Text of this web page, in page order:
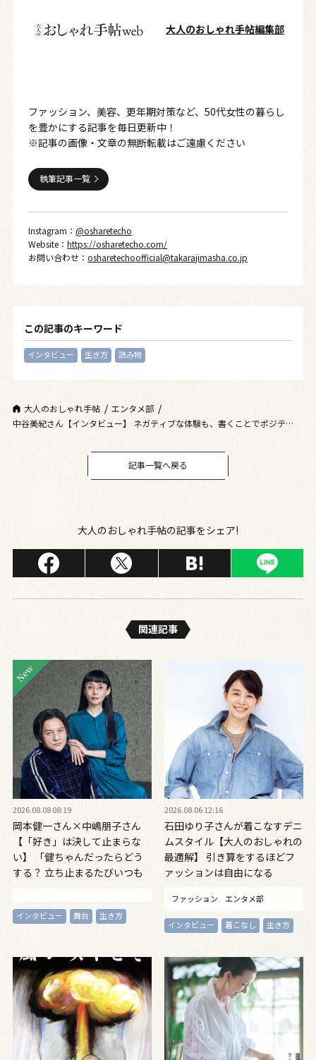
大人のおしゃれ手帖編集部
ファッション、美容、更年期対策など、50代女性の暮らし
を豊かにする記事を毎日更新中！
※記事の画像・文章の無断転載はご遠慮ください
執筆記事一覧
Instagram：@osharetecho
Website：https://osharetecho.com/
お問い合わせ：osharetechoofficial@takarajimasha.co.jp
この記事のキーワード
インタビュー 生き方 読み物
大人のおしゃれ手帖
エンタメ部
中谷美紀さん【インタビュー】 ネガティブな体験も、書くことでポジティブ
記事一覧へ戻る
大人のおしゃれ手帖の記事をシェア!
関連記事
2026.08.08 08:19
岡本健一さん×中嶋朋子さん
【「好き」は決して止まらな
い】 「健ちゃんだったらどう
する？ 立ち止まるたびいつも
インタビュー 舞台 生き方
2026.08.06 12:16
石田ゆり子さんが着こなすデニ
ムスタイル【大人のおしゃれの
最適解】 引き算をするほどフ
ァッションは自由になる
ファッション エンタメ部
インタビュー 着こなし 生き方